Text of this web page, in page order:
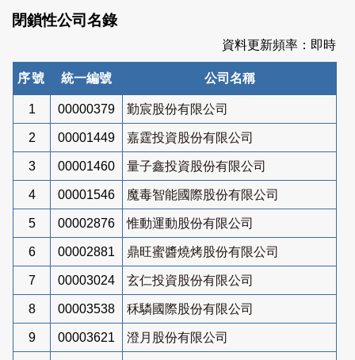
閉鎖性公司名錄
資料更新頻率：即時
序號 統一編號 公司名稱
1 00000379 勤宸股份有限公司
2 00001449 嘉霆投資股份有限公司
3 00001460 量子鑫投資股份有限公司
4 00001546 魔毒智能國際股份有限公司
5 00002876 惟動運動股份有限公司
6 00002881 鼎旺蜜醬燒烤股份有限公司
7 00003024 玄仁投資股份有限公司
8 00003538 秝驎國際股份有限公司
9 00003621 澄月股份有限公司